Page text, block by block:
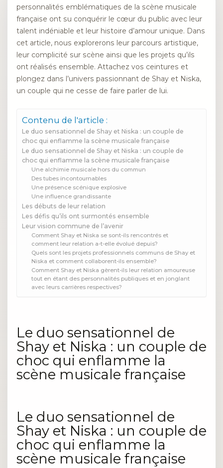
personnalités emblématiques de la scène musicale
française ont su conquérir le cœur du public avec leur
talent indéniable et leur histoire d’amour unique. Dans
cet article, nous explorerons leur parcours artistique,
leur complicité sur scène ainsi que les projets qu’ils
ont réalisés ensemble. Attachez vos ceintures et
plongez dans l’univers passionnant de Shay et Niska,
un couple qui ne cesse de faire parler de lui.
Contenu de l'article :
Le duo sensationnel de Shay et Niska : un couple de
choc qui enflamme la scène musicale française
Le duo sensationnel de Shay et Niska : un couple de
choc qui enflamme la scène musicale française
Une alchimie musicale hors du commun
Des tubes incontournables
Une présence scénique explosive
Une influence grandissante
Les débuts de leur relation
Les défis qu’ils ont surmontés ensemble
Leur vision commune de l’avenir
Comment Shay et Niska se sont-ils rencontrés et
comment leur relation a-t-elle évolué depuis?
Quels sont les projets professionnels communs de Shay et
Niska et comment collaborent-ils ensemble?
Comment Shay et Niska gèrent-ils leur relation amoureuse
tout en étant des personnalités publiques et en jonglant
avec leurs carrières respectives?
Le duo sensationnel de
Shay et Niska : un couple de
choc qui enflamme la
scène musicale française
Le duo sensationnel de
Shay et Niska : un couple de
choc qui enflamme la
scène musicale française